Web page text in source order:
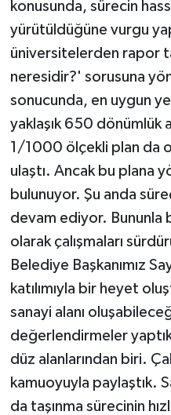
konusunda, sürecin
yürütüldüğüne vurgu
üniversitelerden rapor
neresidir?' sorusuna
sonucunda, en uygun
yaklaşık 650
1/1000 ölçekli plan da
ulaştı. Ancak bu plana
bulunuyor. Şu anda
devam ediyor. Bununla
olarak çalışmaları
Belediye Başkanımız
katılımıyla bir heyet
sanayi alanı
değerlendirmeler
düz alanlarından biri.
kamuoyuyla paylaştık.
da taşınma sürecinin